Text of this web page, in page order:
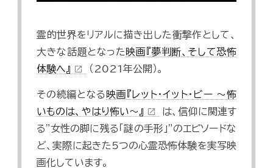
霊的世界をリアルに描き出した衝撃作として、
大きな話題となった 映画『夢判断、そして恐怖
体験へ』 open_in_new （2021年公開）。
その続編となる 映画『レット・イット・ビー ～怖
いものは、やはり怖い～』 open_in_new
は、信仰に関連す
る"女性の脚に残る「謎の手形」"のエピソードな
ど、実際に起きた5つの心霊恐怖体験を実写映
画化しています。